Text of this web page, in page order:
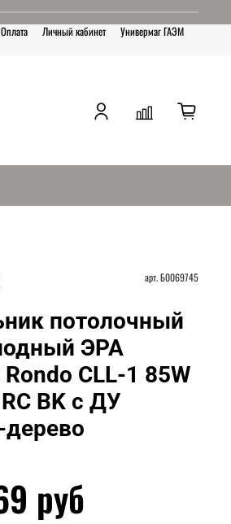
Оплата Личный кабинет Универмаг ГАЭМ
арт.Б0069745
потолочный
ЭРА
CLL-1 85W
BK с ДУ
руб